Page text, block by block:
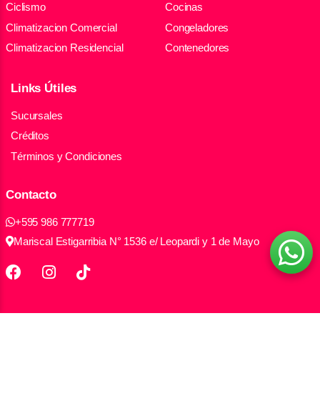
Ciclismo
Climatizacion Comercial
Climatizacion Residencial
Cocinas
Congeladores
Contenedores
Links Útiles
Sucursales
Créditos
Términos y Condiciones
Contacto
+595 986 777719
Mariscal Estigarribia N° 1536 e/ Leopardi y 1 de Mayo